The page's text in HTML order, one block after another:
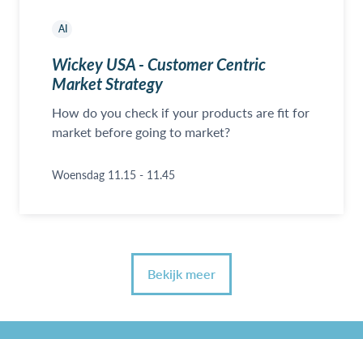
AI
Wickey USA - Customer Centric
Market Strategy
How do you check if your products are fit for
market before going to market?
Woensdag 11.15 - 11.45
Bekijk meer